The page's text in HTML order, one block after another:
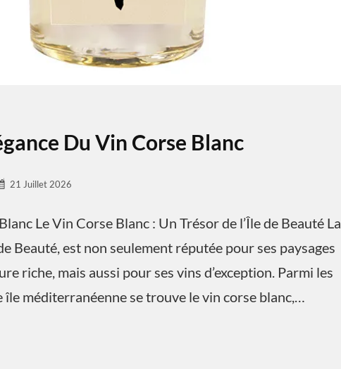
Du Vin Corse Blanc
21 Juillet 2026
Le Vin Corse Blanc : Un Trésor de l’Île de Beauté La
Beauté, est non seulement réputée pour ses paysages
riche, mais aussi pour ses vins d’exception. Parmi les
méditerranéenne se trouve le vin corse blanc,…